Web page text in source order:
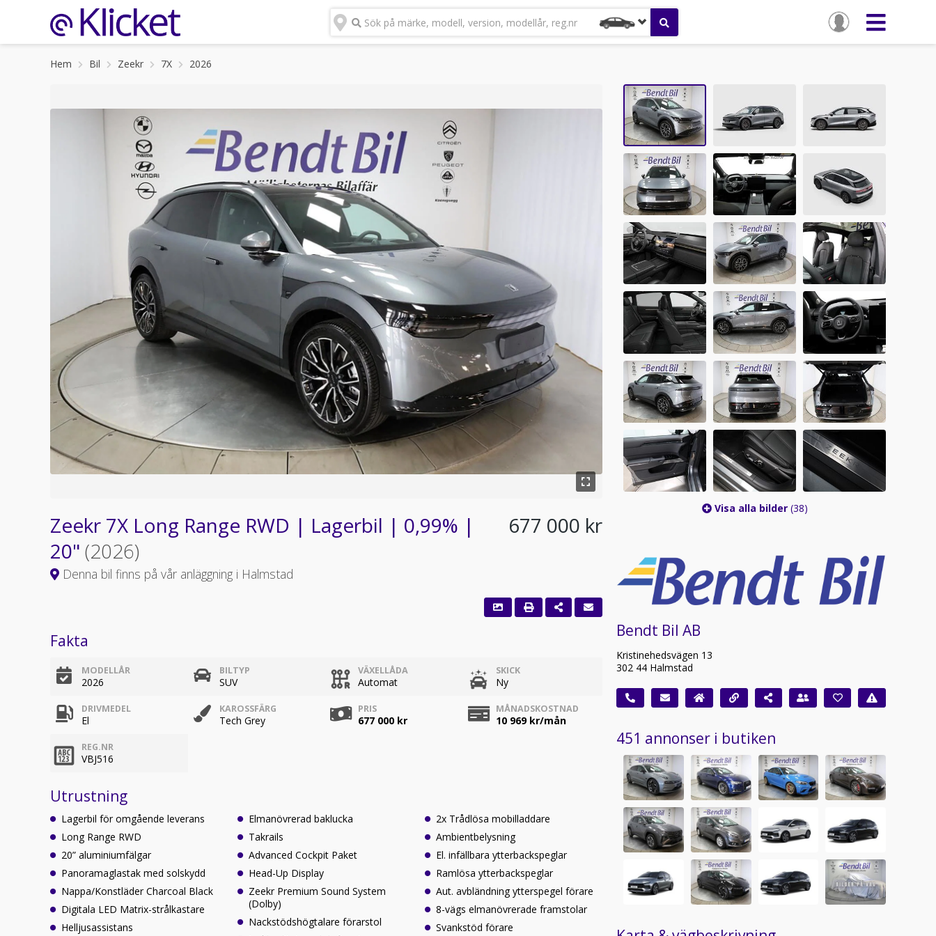
Sök på märke, modell, version, modellår, reg.nr
Hem Bil Zeekr 7X 2026
Zeekr 7X Long Range RWD | Lagerbil | 0,99% |
20" (2026)
Denna bil finns på vår anläggning i Halmstad
677 000 kr
Fakta
MODELLÅR
2026
BILTYP
SUV
VÄXELLÅDA
Automat
SKICK
Ny
DRIVMEDEL
El
KAROSSFÄRG
Tech Grey
PRIS
677 000 kr
MÅNADSKOSTNAD
10 969kr/mån
REG.NR
VBJ516
Utrustning
Lagerbil för omgående leverans
Long Range RWD
20” aluminiumfälgar
Panoramaglastak med solskydd
Nappa/Konstläder Charcoal Black
Digitala LED Matrix-strålkastare
Helljusassistans
Elmanövrerad baklucka
Takrails
Advanced Cockpit Paket
Head-Up Display
Zeekr Premium Sound System
(Dolby)
Nackstödshögtalare förarstol
2x Trådlösa mobilladdare
Ambientbelysning
El. infällbara ytterbackspeglar
Ramlösa ytterbackspeglar
Aut. avbländning ytterspegel förare
8-vägs elmanövrerade framstolar
Svankstöd förare
Visa alla bilder (38)
Bendt Bil AB
Kristinehedsvägen 13
302 44 Halmstad
451 annonser i butiken